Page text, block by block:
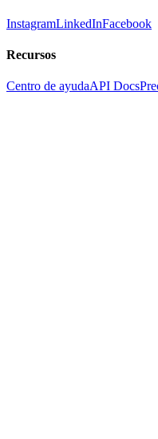
InstagramLinkedInFacebook
Recursos
Centro de ayudaAPI Docs